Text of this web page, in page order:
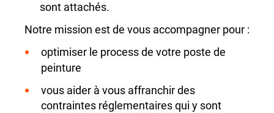
sont attachés.
Notre mission est de vous accompagner pour :
optimiser le process de votre poste de
peinture
vous aider à vous affranchir des
contraintes réglementaires qui y sont